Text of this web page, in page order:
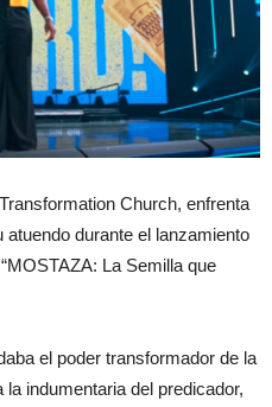
Church, enfrenta
durante el lanzamiento
La Semilla que
el poder transformador de la
indumentaria del predicador,